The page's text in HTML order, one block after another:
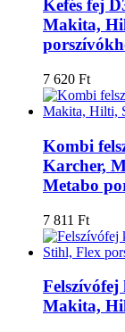
Kefés fej
Makita,
7 620 Ft
Kombi
Karcher,
Metabo
7 811 Ft
Makita,